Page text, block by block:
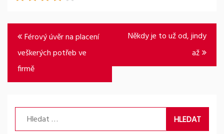
Navigace
pro
příspěvek
Férový úvěr na placení
veškerých potřeb ve
firmě
Někdy je to už od, jindy
až
Vyhledávání